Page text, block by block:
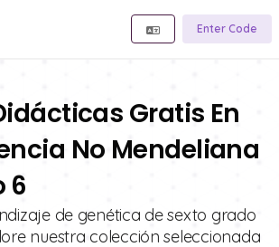
Enter Code
Gratis En
No Mendeliana
6
de genética de sexto grado
nuestra colección seleccionada